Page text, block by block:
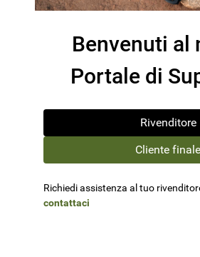
Benvenuti al
Portale di
Rivenditore
Cliente finale
Richiedi assistenza al tuo
contattaci